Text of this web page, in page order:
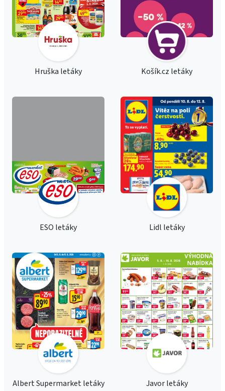
Hruška letáky Košík.cz letáky
ESO letáky Lidl letáky
Albert Supermarket letáky Javor letáky